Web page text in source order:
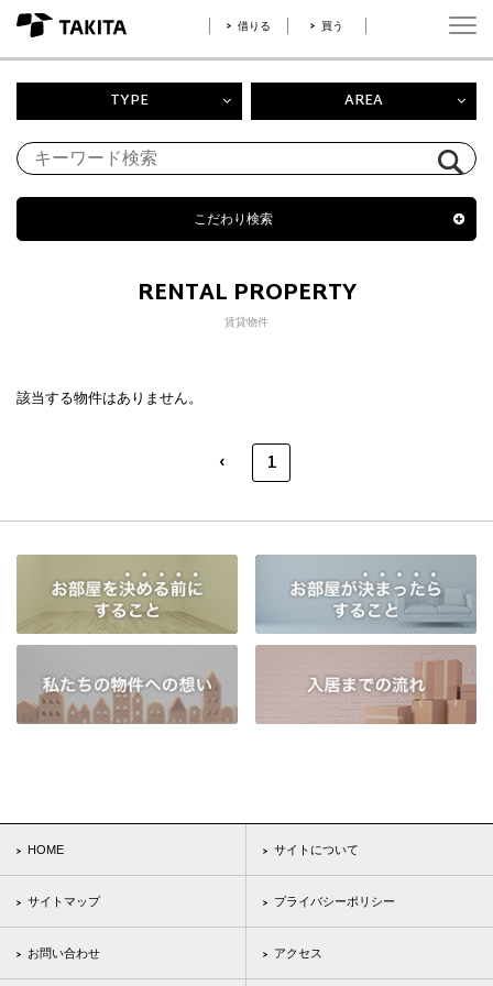
借りる 買う
TYPE AREA
こだわり検索
RENTAL PROPERTY
賃貸物件
該当する物件はありません。
‹ 1
HOME サイトについて
サイトマップ プライバシーポリシー
お問い合わせ アクセス